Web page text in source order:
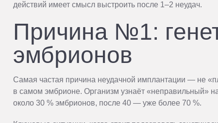
действий имеет смысл выстроить после 1–2 неудач.
Причина №1:
эмбрионов
Самая частая причина неудачной имплантации — не
в самом эмбрионе. Организм узнаёт «неправильный»
около 30 % эмбрионов, после 40 — уже более 70 %.